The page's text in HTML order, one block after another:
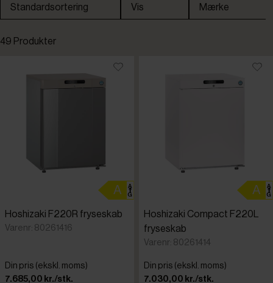
Standardsortering
Laveste pris
Vis
Fast lavpris
Omtanke
Mærke
Gram
49 Produkter
Hoshizaki F220R fryseskab
Varenr: 80261416
Din pris (ekskl. moms)
7.685,00 kr./stk.
Hoshizaki Compact F220L
fryseskab
Varenr: 80261414
Din pris (ekskl. moms)
7.030,00 kr./stk.